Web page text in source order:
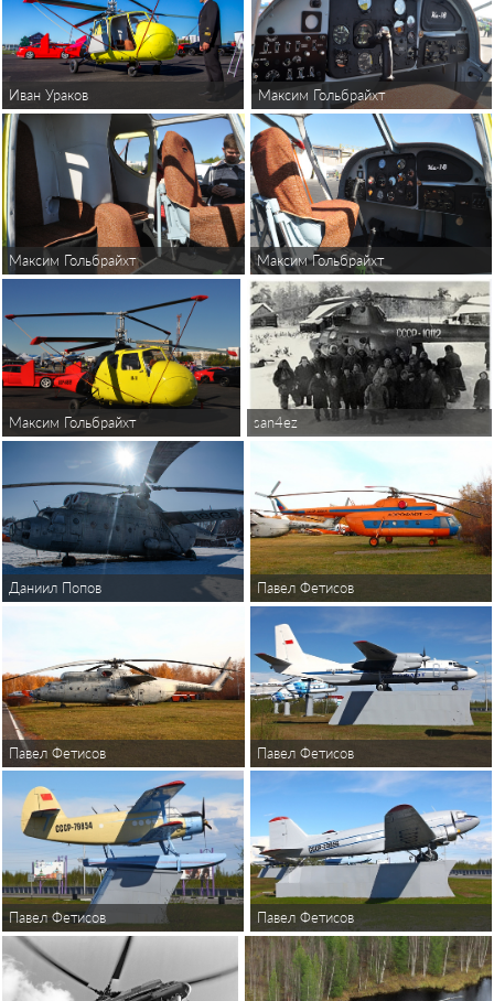
Иван Ураков Максим Гольбрайхт
Максим Гольбрайхт Максим Гольбрайхт
Максим Гольбрайхт san4ez
Даниил Попов Павел Фетисов
Павел Фетисов Павел Фетисов
Павел Фетисов Павел Фетисов